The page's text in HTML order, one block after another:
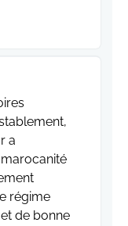
a
régime
de bonne